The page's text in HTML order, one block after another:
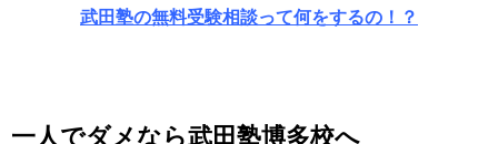
武田塾の無料受験相談って何をするの！？
一人でダメなら武田塾博多校へ